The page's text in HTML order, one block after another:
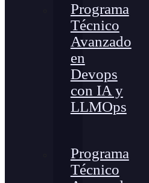
Programa
Técnico
Avanzado
en
Devops
con IA y
LLMOps
Programa
Técnico